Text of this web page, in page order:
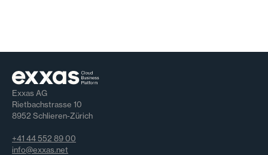
Exxas AG
Rietbachstrasse 10
8952 Schlieren-Zürich
+41 44 552 89 00
info@exxas.net